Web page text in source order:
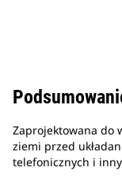
Zaprojektowana do
ziemi przed
telefonicznych i